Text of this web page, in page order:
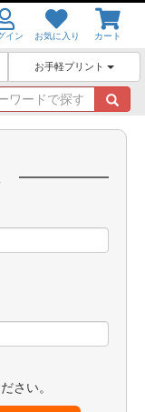
イン お気に入り カート
お手軽プリント
キ
ー
ワ
さい。